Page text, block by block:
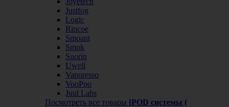
Justfog
Logic
Rincoe
Smoant
Smok
Suorin
Uwell
Vaporesso
VooPoo
Juul Labs
Посмотреть все товары [POD системы (